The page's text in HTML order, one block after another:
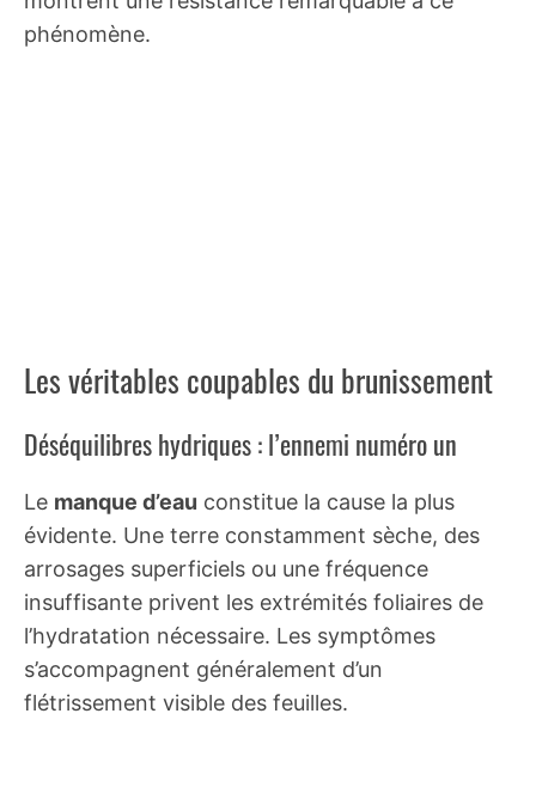
phénomène.
Les véritables coupables du brunissement
Déséquilibres hydriques : l’ennemi numéro un
Le manque d’eau constitue la cause la plus
évidente. Une terre constamment sèche, des
arrosages superficiels ou une fréquence
insuffisante privent les extrémités foliaires de
l’hydratation nécessaire. Les symptômes
s’accompagnent généralement d’un
flétrissement visible des feuilles.